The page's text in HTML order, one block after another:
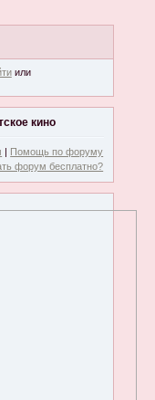
или
кино
| Помощь по форуму